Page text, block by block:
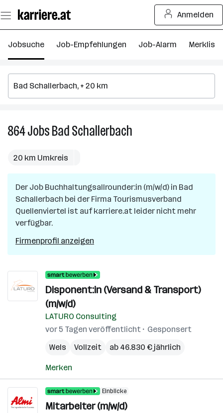
Seiteninhalt
springen
Anmelden
Jobsuche Job-Empfehlungen Job-Alarm Merkliste
864JobsBad Schallerbach
Schallerbach
20 km Umkreis
Der Job Buchhaltungsallrounder:in (m/w/d) in Bad
Schallerbach bei der Firma Tourismusverband
Quellenviertel ist auf karriere.at leider nicht mehr
verfügbar.
Firmenprofil anzeigen
Disponent:in (Versand & Transport)
(m/w/d)
LATURO Consulting
vor 5 Tagen veröffentlicht
Gesponsert
Wels
Vollzeit ab 46.830 € jährlich
Merken
Einblicke
Mitarbeiter (m/w/d)